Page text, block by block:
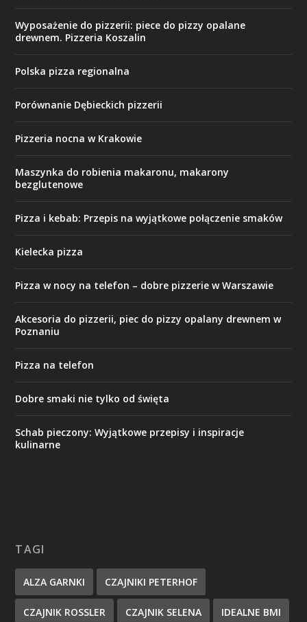
Wyposażenie do pizzerii: piece do pizzy opalane
drewnem. Pizzeria Koszalin
Polska pizza regionalna
Porównanie Dębieckich pizzerii
Pizzeria nocna w Krakowie
Maszynka do robienia makaronu, makarony
bezglutenowe
Pizza i kebab: Przepis na wyjątkowe połączenie smaków
Kielecka pizza
Pizza w nocy na telefon – dobre pizzerie w Warszawie
Akcesoria do pizzerii, piec do pizzy opalany drewnem w
Poznaniu
Pizza na telefon
Dobre smaki nie tylko od święta
Schab pieczony: Wyjątkowe przepisy i inspiracje
kulinarne
TAGI
ALZA GARNKI CZAJNIKI PETERHOF
CZAJNIK ROSSLER CZAJNIK SELENA IDEALNE BMI